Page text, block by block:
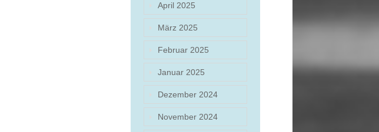
April 2025
März 2025
Februar 2025
Januar 2025
Dezember 2024
November 2024